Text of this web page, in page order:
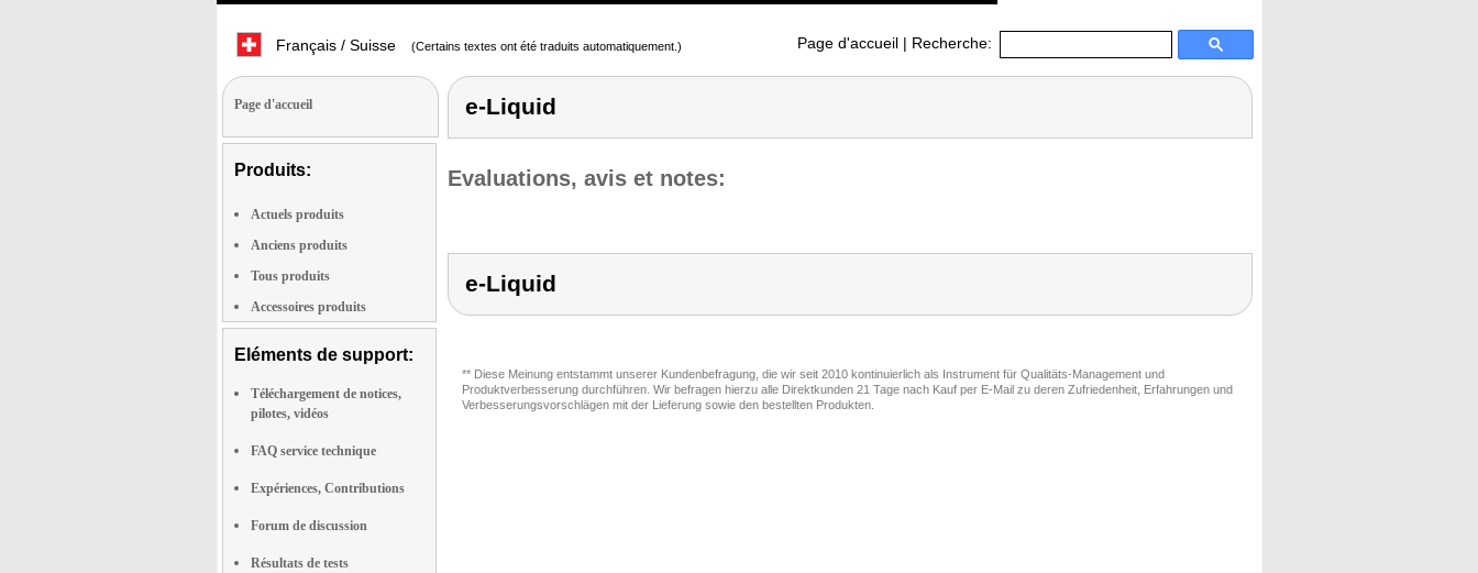
Français / Suisse (Certains textes ont été traduits automatiquement.) Page d'accueil | Recherche:
Page d'accueil
Produits:
Actuels produits
Anciens produits
Tous produits
Accessoires produits
Eléments de support:
Téléchargement de notices,
pilotes, vidéos
FAQ service technique
Expériences, Contributions
Forum de discussion
Résultats de tests
e-Liquid
Evaluations, avis et notes:
e-Liquid
** Diese Meinung entstammt unserer Kundenbefragung, die wir seit 2010 kontinuierlich als Instrument für Qualitäts-Management und
Produktverbesserung durchführen. Wir befragen hierzu alle Direktkunden 21 Tage nach Kauf per E-Mail zu deren Zufriedenheit, Erfahrungen und
Verbesserungsvorschlägen mit der Lieferung sowie den bestellten Produkten.